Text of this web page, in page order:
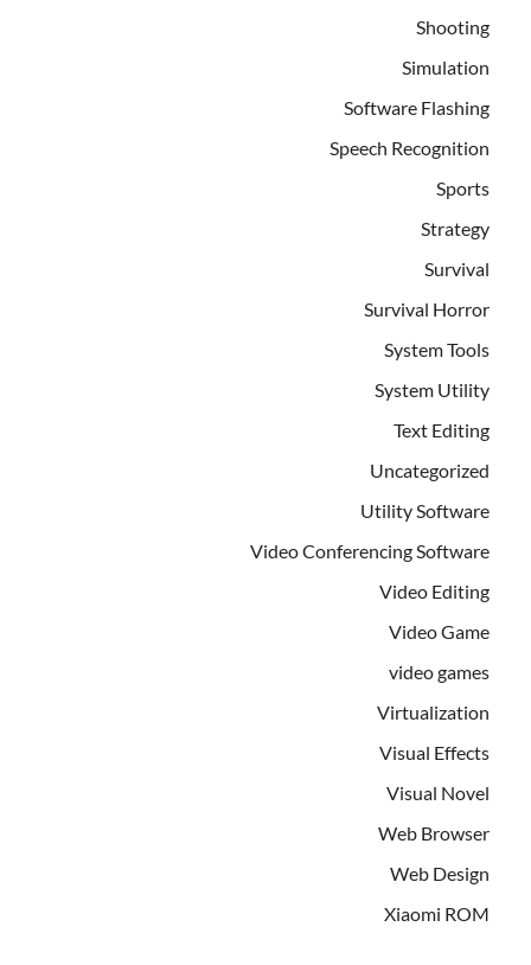
Shooting
Simulation
Software Flashing
Speech Recognition
Sports
Strategy
Survival
Survival Horror
System Tools
System Utility
Text Editing
Uncategorized
Utility Software
Video Conferencing Software
Video Editing
Video Game
video games
Virtualization
Visual Effects
Visual Novel
Web Browser
Web Design
Xiaomi ROM